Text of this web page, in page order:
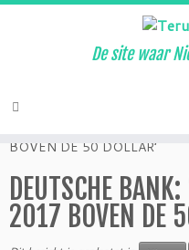
Ga
inhoud
De site waar
BOVEN DE 50 DOLLAR’
DEUTSCHE
2017 BOVEN DE